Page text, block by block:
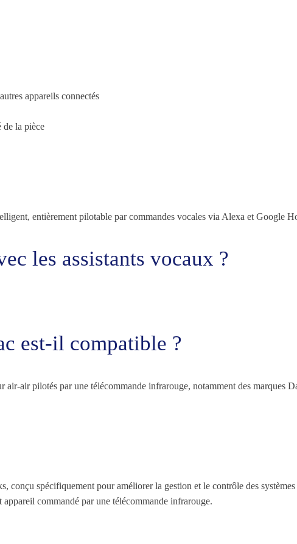
appareils connectés
de la pièce
entièrement pilotable par commandes vocales via Alexa et Google
les assistants vocaux ?
est-il compatible ?
air-air pilotés par une télécommande infrarouge, notamment des
spécifiquement pour améliorer la gestion et le contrôle des
commandé par une télécommande infrarouge.